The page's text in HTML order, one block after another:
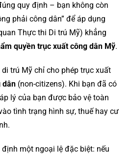
quy định – bạn không còn
phải công dân” để áp dụng
Thực thi Di trú Mỹ) khẳng
quyền trục xuất công dân Mỹ.
trú Mỹ chỉ cho phép trục xuất
dân (non-citizens). Khi bạn đã có
lý của bạn được bảo vệ toàn
tình trạng hình sự, thuế hay cư
một ngoại lệ đặc biệt: nếu